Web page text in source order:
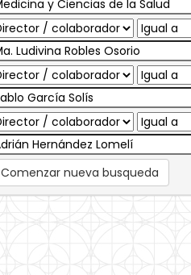
Comenzar nueva busqueda